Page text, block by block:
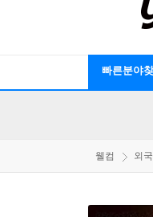
빠른분야찾
웰컴 외